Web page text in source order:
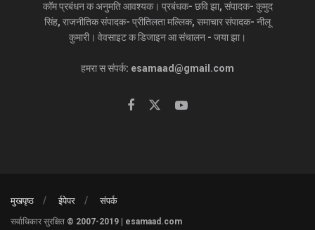
कॉम प्रबंधन क अनुमति आवश्यक। प्रबंधक- छवि झा, संपादक- कुमुद
सिंह, राजनीतिक संपादक- प्रीतिलता मल्लिक, समाचार संपादक- नीलू
कुमारी। वेवसाइट क डिजाइन आ संचालन - जया झा।
हमरा स संपर्क: esamaad@gmail.com
मुखपृष्ठ ईपेपर संपर्क
सर्वाधिकार सुरक्षित © 2007-2019 | esamaad.com